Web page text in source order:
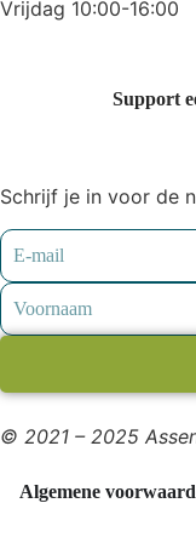
Vrijdag 10:00-16:00
Support
Schrijf je in voor de
© 2021 – 2025
Algemene